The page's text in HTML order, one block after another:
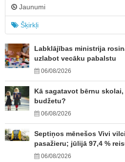
Jaunumi
Šķirkļi
Labklājības ministrija
uzlabot vecāku pabalstu
06/08/2026
Kā sagatavot bērnu
budžetu?
06/08/2026
Septiņos mēnešos Vivi
pasažieru; jūlijā 97,4 %
06/08/2026